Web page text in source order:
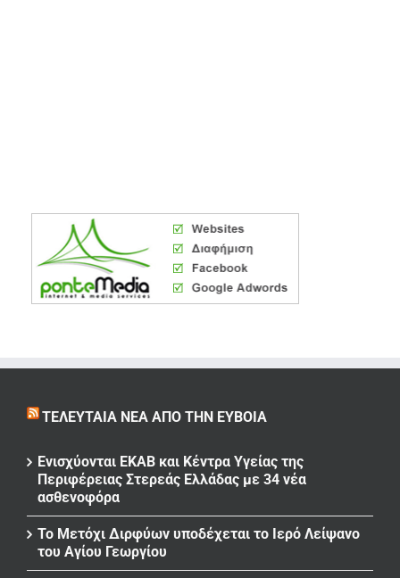
ΤΕΛΕΥΤΑΊΑ ΝΈΑ ΑΠΌ ΤΗΝ ΕΎΒΟΙΑ
Ενισχύονται ΕΚΑΒ και Κέντρα Υγείας της
Περιφέρειας Στερεάς Ελλάδας με 34 νέα
ασθενοφόρα
Το Μετόχι Διρφύων υποδέχεται το Ιερό Λείψανο
του Αγίου Γεωργίου